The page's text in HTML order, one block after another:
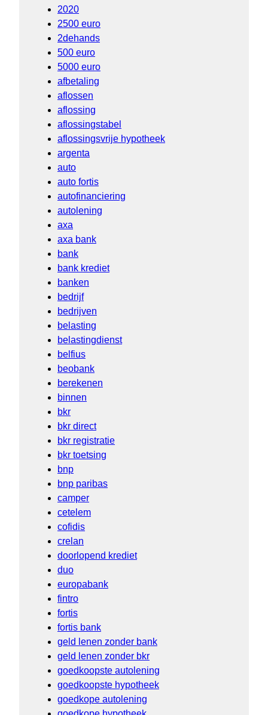
2020
2500 euro
2dehands
500 euro
5000 euro
afbetaling
aflossen
aflossing
aflossingstabel
aflossingsvrije hypotheek
argenta
auto
auto fortis
autofinanciering
autolening
axa
axa bank
bank
bank krediet
banken
bedrijf
bedrijven
belasting
belastingdienst
belfius
beobank
berekenen
binnen
bkr
bkr direct
bkr registratie
bkr toetsing
bnp
bnp paribas
camper
cetelem
cofidis
crelan
doorlopend krediet
duo
europabank
fintro
fortis
fortis bank
geld lenen zonder bank
geld lenen zonder bkr
goedkoopste autolening
goedkoopste hypotheek
goedkope autolening